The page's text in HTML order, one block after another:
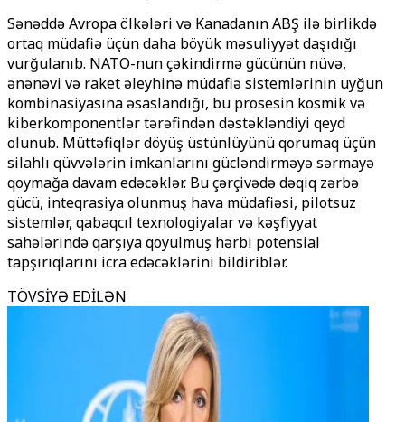
Sənəddə Avropa ölkələri və Kanadanın ABŞ ilə birlikdə
ortaq müdafiə üçün daha böyük məsuliyyət daşıdığı
vurğulanıb. NATO-nun çəkindirmə gücünün nüvə,
ənənəvi və raket əleyhinə müdafiə sistemlərinin uyğun
kombinasiyasına əsaslandığı, bu prosesin kosmik və
kiberkomponentlər tərəfindən dəstəkləndiyi qeyd
olunub. Müttəfiqlər döyüş üstünlüyünü qorumaq üçün
silahlı qüvvələrin imkanlarını gücləndirməyə sərmayə
qoymağa davam edəcəklər. Bu çərçivədə dəqiq zərbə
gücü, inteqrasiya olunmuş hava müdafiəsi, pilotsuz
sistemlər, qabaqcıl texnologiyalar və kəşfiyyat
sahələrində qarşıya qoyulmuş hərbi potensial
tapşırıqlarını icra edəcəklərini bildiriblər.
TÖVSİYƏ EDİLƏN